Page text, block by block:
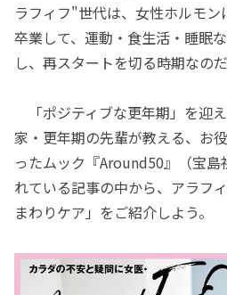
ラフィフ"世代は、女性ホルモン
卒業して、運動・食生活・睡眠
し、再スタートを切る時期なのだ
「ポジティブな更年期」を迎
家・更年期の先輩が教える、お
ったムック『Around50』（宝島
れている記事の中から、アラフ
まわりケア」をご紹介しよう。